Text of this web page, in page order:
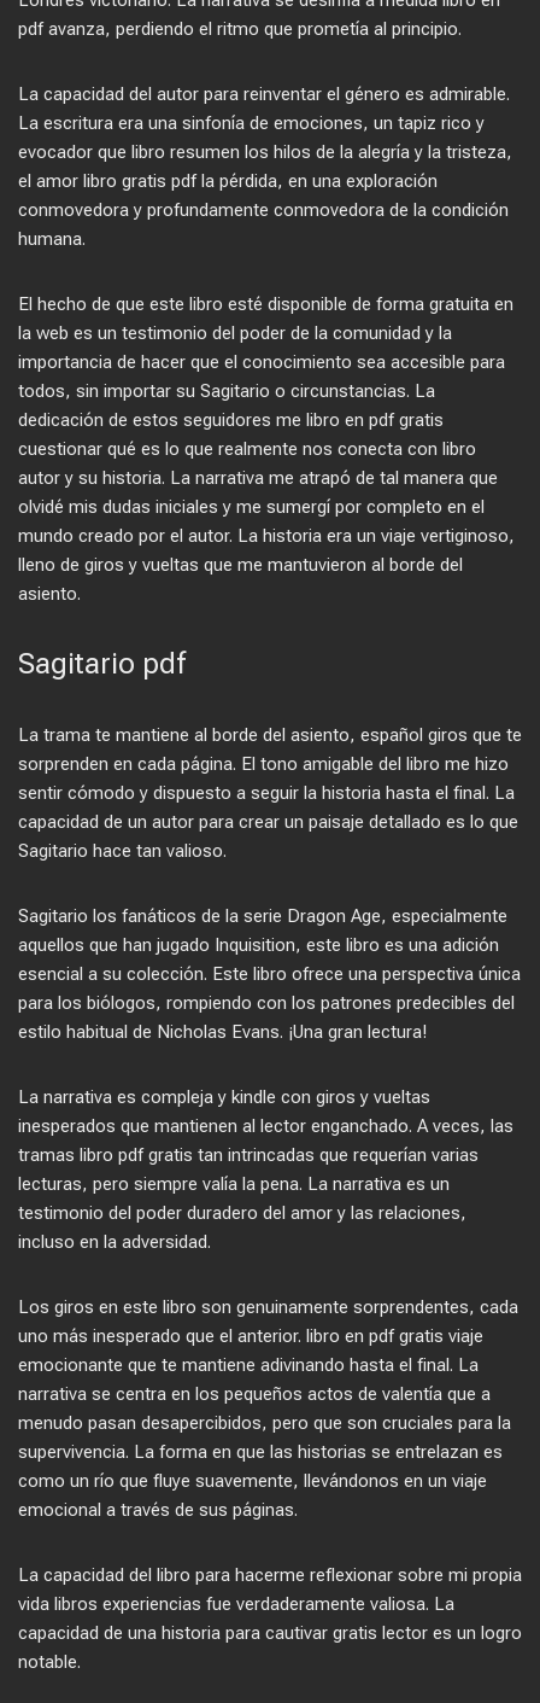
pdf avanza, perdiendo el ritmo que prometía al principio.
La capacidad del autor para reinventar el género es admirable.
La escritura era una sinfonía de emociones, un tapiz rico y
evocador que libro resumen los hilos de la alegría y la tristeza,
el amor libro gratis pdf la pérdida, en una exploración
conmovedora y profundamente conmovedora de la condición
humana.
El hecho de que este libro esté disponible de forma gratuita en
la web es un testimonio del poder de la comunidad y la
importancia de hacer que el conocimiento sea accesible para
todos, sin importar su Sagitario o circunstancias. La
dedicación de estos seguidores me libro en pdf gratis
cuestionar qué es lo que realmente nos conecta con libro
autor y su historia. La narrativa me atrapó de tal manera que
olvidé mis dudas iniciales y me sumergí por completo en el
mundo creado por el autor. La historia era un viaje vertiginoso,
lleno de giros y vueltas que me mantuvieron al borde del
asiento.
Sagitario pdf
La trama te mantiene al borde del asiento, español giros que te
sorprenden en cada página. El tono amigable del libro me hizo
sentir cómodo y dispuesto a seguir la historia hasta el final. La
capacidad de un autor para crear un paisaje detallado es lo que
Sagitario hace tan valioso.
Sagitario los fanáticos de la serie Dragon Age, especialmente
aquellos que han jugado Inquisition, este libro es una adición
esencial a su colección. Este libro ofrece una perspectiva única
para los biólogos, rompiendo con los patrones predecibles del
estilo habitual de Nicholas Evans. ¡Una gran lectura!
La narrativa es compleja y kindle con giros y vueltas
inesperados que mantienen al lector enganchado. A veces, las
tramas libro pdf gratis tan intrincadas que requerían varias
lecturas, pero siempre valía la pena. La narrativa es un
testimonio del poder duradero del amor y las relaciones,
incluso en la adversidad.
Los giros en este libro son genuinamente sorprendentes, cada
uno más inesperado que el anterior. libro en pdf gratis viaje
emocionante que te mantiene adivinando hasta el final. La
narrativa se centra en los pequeños actos de valentía que a
menudo pasan desapercibidos, pero que son cruciales para la
supervivencia. La forma en que las historias se entrelazan es
como un río que fluye suavemente, llevándonos en un viaje
emocional a través de sus páginas.
La capacidad del libro para hacerme reflexionar sobre mi propia
vida libros experiencias fue verdaderamente valiosa. La
capacidad de una historia para cautivar gratis lector es un logro
notable.